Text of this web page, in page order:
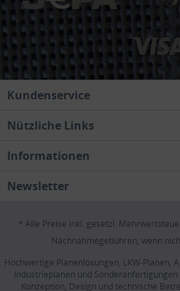
Kundenservice
Nützliche Links
Informationen
Newsletter
* Alle Preise inkl. gesetzl.
Nachnahmegebühren, wenn
Hochwertige Planenlösungen, LKW-Planen,
Industrieplanen und
Konzeption, Design und technische